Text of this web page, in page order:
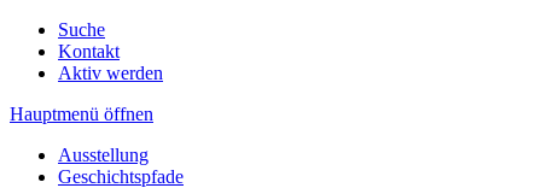
Suche
Kontakt
Aktiv werden
Hauptmenü öffnen
Ausstellung
Geschichtspfade